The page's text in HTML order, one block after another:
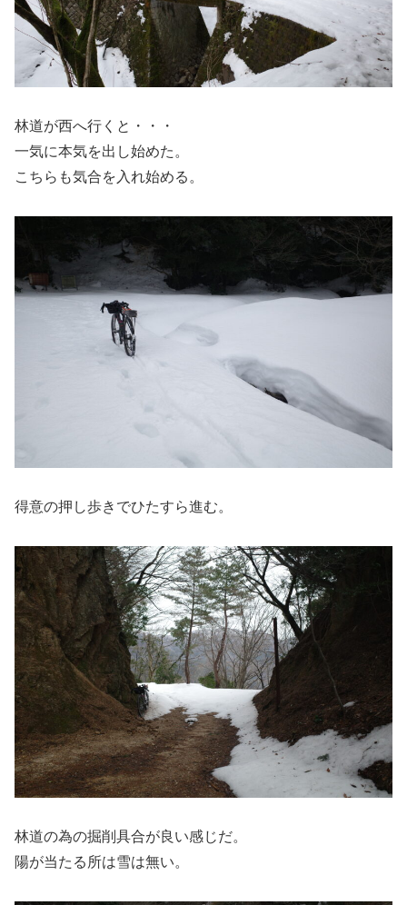
林道が西へ行くと・・・
一気に本気を出し始めた。
こちらも気合を入れ始める。
得意の押し歩きでひたすら進む。
林道の為の掘削具合が良い感じだ。
陽が当たる所は雪は無い。